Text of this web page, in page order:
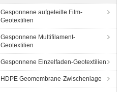
Gesponnene aufgeteilte Film-
Geotextilien
Gesponnene Multifilament-
Geotextilien
Gesponnene Einzelfaden-Geotextilien
HDPE Geomembrane-Zwischenlage